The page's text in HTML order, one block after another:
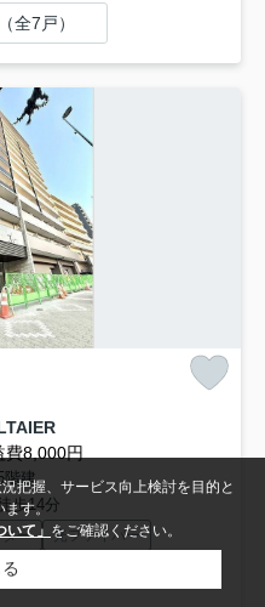
全7戸）
費8,000円
階建
歩14分
ー
光ファイバー
把握、サービス向上検討を目的と
ます。
て」 をご確認ください。